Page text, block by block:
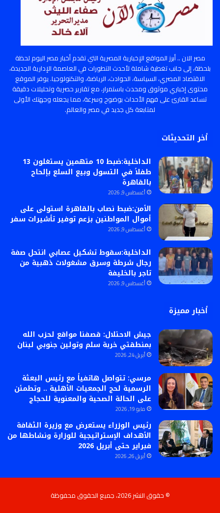
مصر الان .. أبرز المواقع الإخبارية المصرية التي تقدم أخبار مصر اليوم لحظة
بلحظة، إلى جانب تغطية شاملة لأحدث التطورات في العاصمة الإدارية الجديدة،
الاقتصاد المصري، السياسة، الحوادث، الرياضة، والتكنولوجيا. يوفر الموقع
محتوى إخباري موثوق ومحدث باستمرار، مع تقارير حصرية وتحليلات دقيقة
تساعد القارئ على فهم الأحداث بوضوح وسرعة، مما يجعله وجهتك الأولى
لمتابعة كل جديد في مصر والعالم.
أخر التحديثات
الداخلية:ضبط 10 متهمين يستغلون 13
طفلاً في التسول وبيع السلع بإلحاح
بالقاهرة
أغسطس 9, 2026
الأمن:ضبط نصاب بالقاهرة استولى على
أموال المواطنين بزعم توفير تأشيرات سفر
أغسطس 9, 2026
الداخلية:سقوط تشكيل عصابي انتحل صفة
رجال شرطة وسرق مشغولات ذهبية من
تاجر بالخليفة
أغسطس 9, 2026
أخبار مميزة
جيش الاحتلال: قصفنا مواقع لحزب الله
بمنطقتي خربة سلم وتولين جنوبي لبنان
أبريل 24, 2026
مرسي: تتواصل هاتفياً مع رئيس البعثة
الرسمية لحج الجمعيات الأهلية .. وتطمئن
على الحالة الصحية والمعنوية للحجاج
مايو 19, 2026
رئيس الوزراء يستعرض مع وزيرة الثقافة
الأهداف الإستراتيجية للوزارة ونشاطها من
فبراير حتى أبريل 2026
أبريل 26, 2026
© حقوق النشر 2026، جميع الحقوق محفوظة